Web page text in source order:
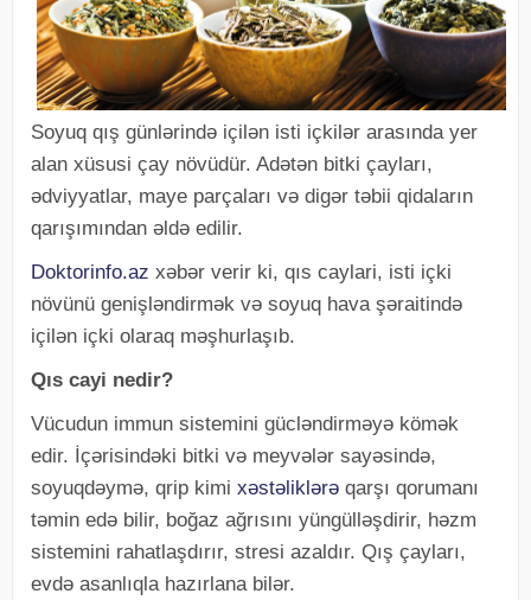
Soyuq qış günlərində içilən isti içkilər arasında yer
alan xüsusi çay növüdür. Adətən bitki çayları,
ədviyyatlar, maye parçaları və digər təbii qidaların
qarışımından əldə edilir.
Doktorinfo.az xəbər verir ki, qıs caylari, isti içki
növünü genişləndirmək və soyuq hava şəraitində
içilən içki olaraq məşhurlaşıb.
Qıs cayi nedir?
Vücudun immun sistemini gücləndirməyə kömək
edir. İçərisindəki bitki və meyvələr sayəsində,
soyuqdəymə, qrip kimi xəstəliklərə qarşı qorumanı
təmin edə bilir, boğaz ağrısını yüngülləşdirir, həzm
sistemini rahatlaşdırır, stresi azaldır. Qış çayları,
evdə asanlıqla hazırlana bilər.